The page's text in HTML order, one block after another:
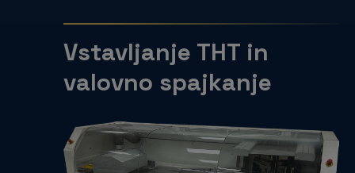
Vstavljanje THT in
valovno spajkanje